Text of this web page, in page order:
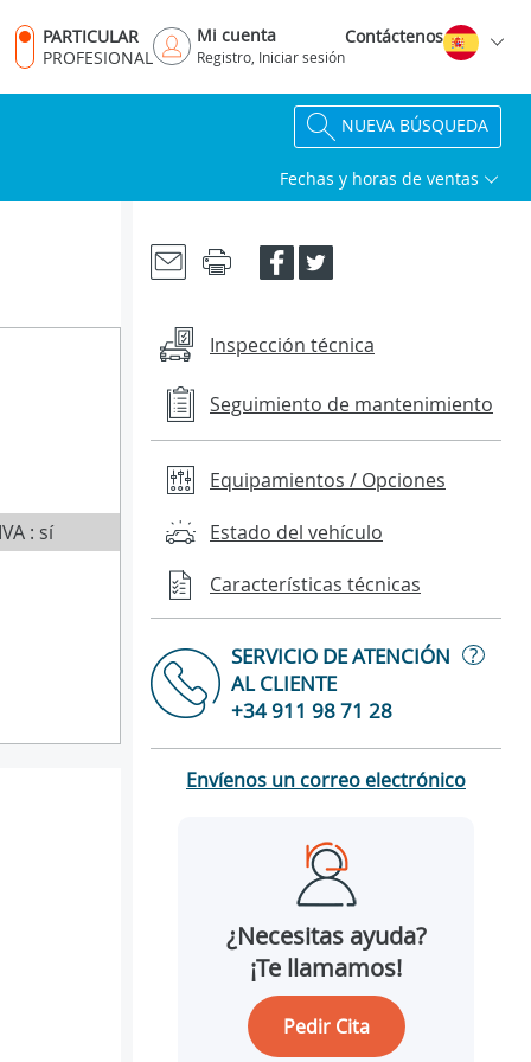
PARTICULAR
PROFESIONAL
Mi cuenta
Registro, Iniciar sesión
Contáctenos
NUEVA BÚSQUEDA
Fechas y horas de ventas
IVA : sí
Inspección técnica
Seguimiento de mantenimiento
Equipamientos / Opciones
Estado del vehículo
Características técnicas
SERVICIO DE ATENCIÓN
AL CLIENTE
?
+34 911 98 71 28
Envíenos un correo electrónico
¿Necesitas ayuda?
¡Te llamamos!
Pedir Cita